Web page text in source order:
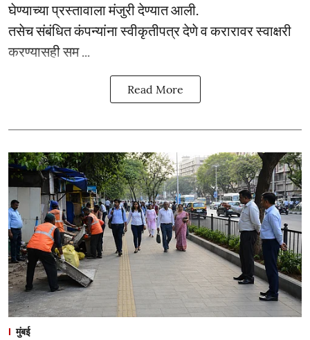
घेण्याच्या प्रस्तावाला मंजुरी देण्यात आली.
तसेच संबंधित कंपन्यांना स्वीकृतीपत्र देणे व करारावर स्वाक्षरी
करण्यासही सम ...
Read More
मुंबई